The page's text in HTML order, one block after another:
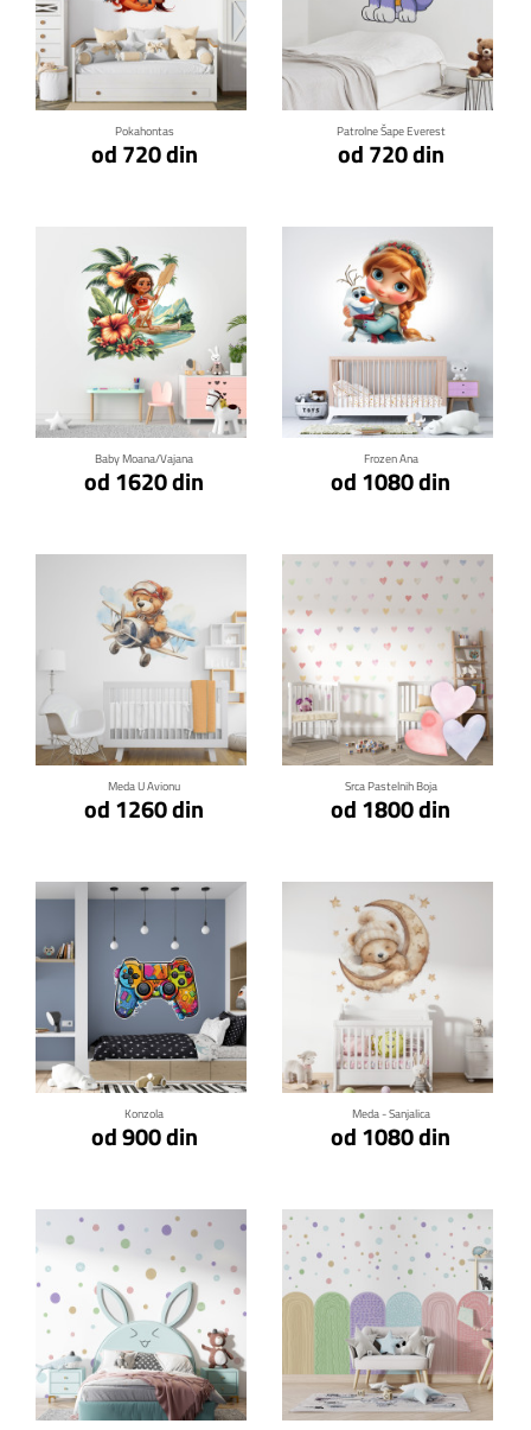
Pokahontas
od 720 din
Klikni za detalje
Patrolne Šape Everest
od 720 din
Baby Moana/Vajana
od 1620 din
Klikni za detalje
Frozen Ana
od 1080 din
Klikni za detalje
Meda U Avionu
od 1260 din
Klikni za detalje
Srca Pastelnih Boja
od 1800 din
Klikni za detalje
Konzola
od 900 din
Klikni za detalje
Meda - Sanjalica
od 1080 din
Klikni za detalje
Klikni za detalje Klikni za detalje